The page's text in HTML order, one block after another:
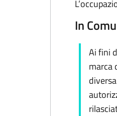
In
Ai fini
marca